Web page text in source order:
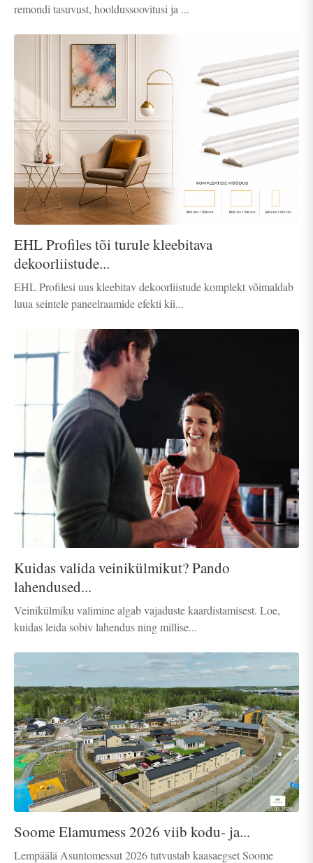
remondi tasuvust, hooldussoovitusi ja ...
EHL Profiles tõi turule kleebitava
dekoorliistude...
EHL Profilesi uus kleebitav dekoorliistude komplekt võimaldab
luua seintele paneelraamide efekti kii...
Kuidas valida veinikülmikut? Pando
lahendused...
Veinikülmiku valimine algab vajaduste kaardistamisest. Loe,
kuidas leida sobiv lahendus ning millise...
Soome Elamumess 2026 viib kodu- ja...
Lempäälä Asuntomessut 2026 tutvustab kaasaegset Soome